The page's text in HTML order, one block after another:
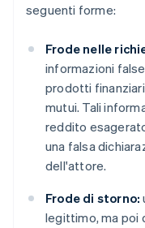
seguenti forme:
Frode nelle
informazioni
prodotti
mutui. Tali
reddito
una falsa
dell'attore.
Frode di storno:
legittimo, ma poi